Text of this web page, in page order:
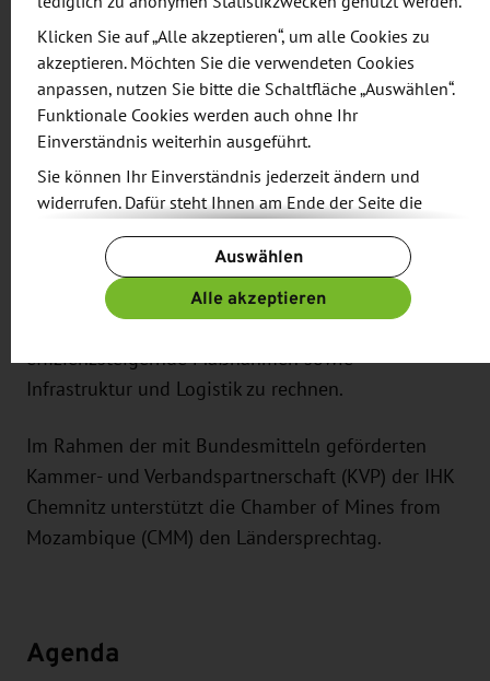
aufbauen. Der Plan der Regierung für die ersten
100 Tage sieht eine gezielte Intensivierung der
Zusammenarbeit mit Südafrika, Portugal, Spanien
und Deutschland vor. Mittelfristig wird Mosambik
vor allem als Bergbaustandort an Bedeutung
gewinnen: 22 der 34 von der Europäischen Union
als kritisch deklarierten Rohstoffe lagern in
Mosambik. In den kommenden Jahren ist mit
einem steigenden Investitionsbedarf in
effizienzsteigernde Maßnahmen sowie
Infrastruktur und Logistik zu rechnen.
Im Rahmen der mit Bundesmitteln geförderten
Kammer- und Verbandspartnerschaft (KVP) der IHK
Chemnitz unterstützt die Chamber of Mines from
Mozambique (CMM) den Ländersprechtag.
Agenda
Klicken Sie auf „Alle akzeptieren“, um alle Cookies zu
akzeptieren. Möchten Sie die verwendeten Cookies
anpassen, nutzen Sie bitte die Schaltfläche „Auswählen“.
Funktionale Cookies werden auch ohne Ihr
Einverständnis weiterhin ausgeführt.
Sie können Ihr Einverständnis jederzeit ändern und
widerrufen. Dafür steht Ihnen am Ende der Seite die
Verfügung.
Weitere Informationen finden Sie in unseren
Datenschutzbestimmungenund ergänzend in unserem
Auswählen
Alle akzeptieren